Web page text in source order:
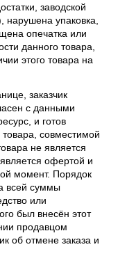
заводской
нарушена упаковка,
опечатка или
данного товара,
этого товара на
заказчик
с данными
и готов
товара, совместимой
не является
офертой и
момент. Порядок
всей суммы
или
был внесён этот
продавцом
об отмене заказа и